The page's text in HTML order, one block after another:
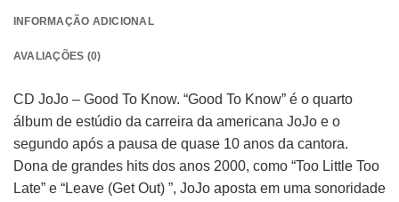
INFORMAÇÃO ADICIONAL
AVALIAÇÕES (0)
CD JoJo – Good To Know. “Good To Know” é o quarto
álbum de estúdio da carreira da americana JoJo e o
segundo após a pausa de quase 10 anos da cantora.
Dona de grandes hits dos anos 2000, como “Too Little Too
Late” e “Leave (Get Out) ”, JoJo aposta em uma sonoridade